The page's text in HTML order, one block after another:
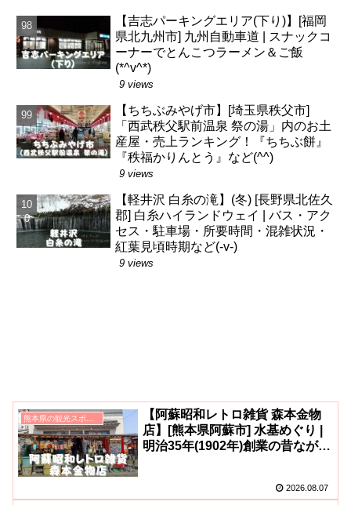
【吉志パーキングエリア(下り)】[福岡
県北九州市] 九州自動車道 | スナックコ
ーナーでとんこつラーメン＆ご飯
(*^v^*)
9 views
【ちちぶみやげ市】[埼玉県秩父市]
「西武秩父駅前温泉 祭の湯」内のお土
産屋・売上ランキング！『ちちぶ餅』
『秩福かりんとう』など(^^)
9 views
【軽井沢 白糸の滝】(冬) [長野県北佐久
郡] 白糸ハイランドウェイ | バス・アク
セス・駐車場・所要時間・混雑状況・
紅葉見頃時期など(-v-)
9 views
【阿蘇昭和レトロ雑貨 森本金物
店】[熊本県阿蘇市] 水基めぐり |
明治35年(1902年)創業の昔ながら
2026.08.07